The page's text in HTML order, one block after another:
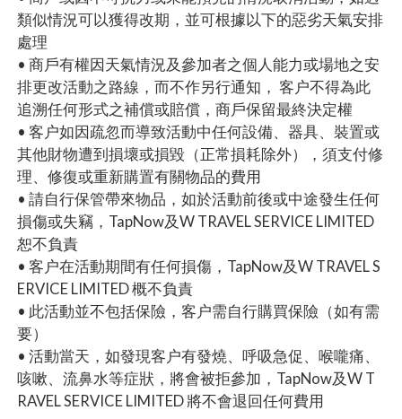
類似情況可以獲得改期，並可根據以下的惡劣天氣安排
處理
• 商戶有權因天氣情況及參加者之個人能力或場地之安
排更改活動之路線，而不作另行通知， 客户不得為此
追溯任何形式之補償或賠償，商戶保留最終決定權
• 客户如因疏忽而導致活動中任何設備、器具、裝置或
其他財物遭到損壞或損毀（正常損耗除外），須支付修
理、修復或重新購置有關物品的費用
• 請自行保管帶來物品，如於活動前後或中途發生任何
損傷或失竊，TapNow及W TRAVEL SERVICE LIMITED
恕不負責
• 客户在活動期間有任何損傷，TapNow及W TRAVEL S
ERVICE LIMITED 概不負責
• 此活動並不包括保險，客户需自行購買保險（如有需
要）
• 活動當天，如發現客户有發燒、呼吸急促、喉嚨痛、
咳嗽、流鼻水等症狀，將會被拒參加，TapNow及W T
RAVEL SERVICE LIMITED 將不會退回任何費用